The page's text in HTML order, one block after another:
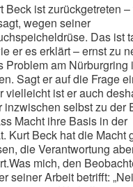
Beck ist zurückgetreten
wegen seiner
Das ist
er es erklärt – ernst zu
Problem am Nürburgring
Sagt er auf die Frage
vielleicht ist er auch
inzwischen selbst zu der
Macht ihre Basis in der
Kurt Beck hat die Macht
die Verantwortung
mich, den
seiner Arbeit betrifft: